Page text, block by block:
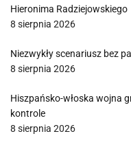
Hieronima Radziejowskiego
8 sierpnia 2026
Niezwykły scenariusz bez
8 sierpnia 2026
Hiszpańsko-włoska wojna
kontrole
8 sierpnia 2026